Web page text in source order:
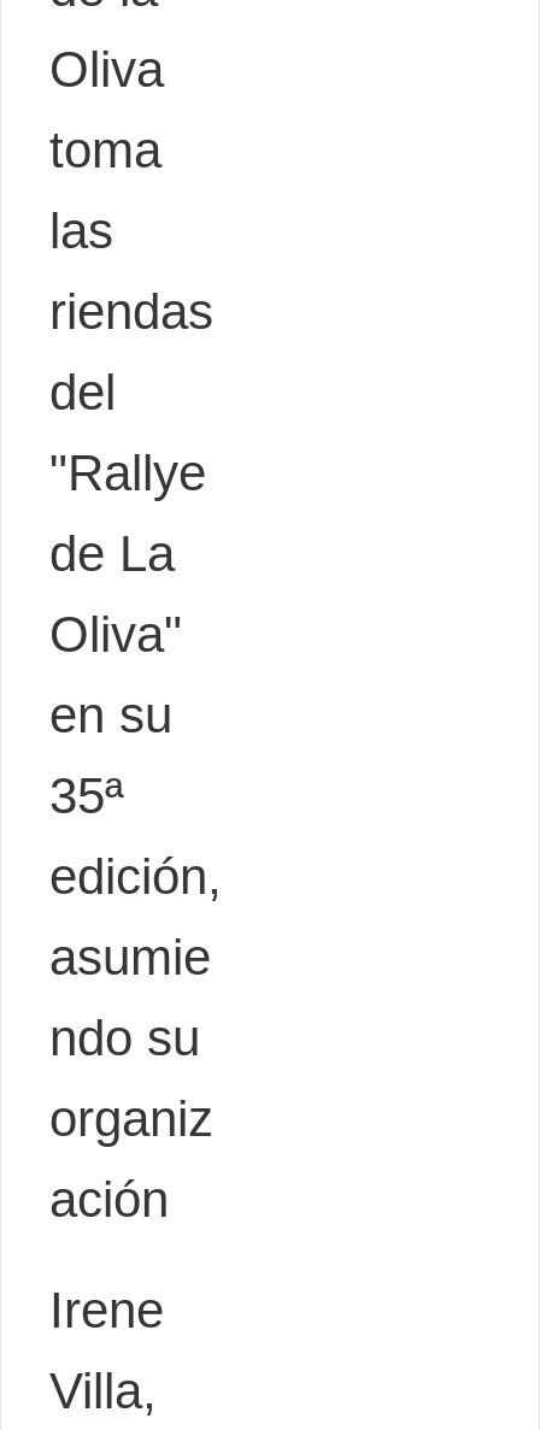
Oliva
toma
las
riendas
del
"Rallye
de La
Oliva"
en su
35ª
edición,
asumie
ndo su
organiz
ación
Irene
Villa,